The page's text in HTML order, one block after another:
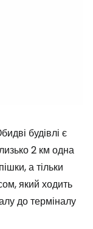
будівлі є
2 км одна
а тільки
який ходить
до терміналу